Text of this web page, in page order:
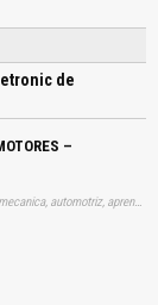
de
–
Tags: manual, manuales, tecnico, manualitos, inyeccion, gasolina, ljetronic, mecanica, automotriz, aprender, descargas